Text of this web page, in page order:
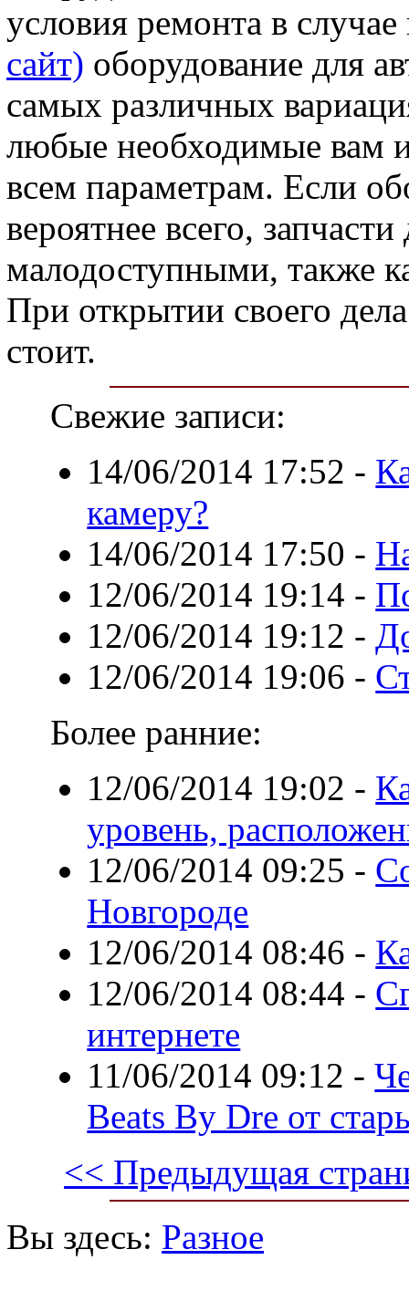
условия ремонта в
сайт) оборудование для
самых различных
любые необходимые вам
всем параметрам. Если
вероятнее всего,
малодоступными, также
При открытии своего
стоит.
Свежие записи:
14/06/2014 17:52 -
камеру?
14/06/2014 17:50 -
12/06/2014 19:14 -
12/06/2014 19:12 -
12/06/2014 19:06 -
Более ранние:
12/06/2014 19:02 -
уровень,
12/06/2014 09:25 -
Новгороде
12/06/2014 08:46 -
12/06/2014 08:44 -
интернете
11/06/2014 09:12 -
Beats By Dre от
<< Предыдущая
Вы здесь: Разное